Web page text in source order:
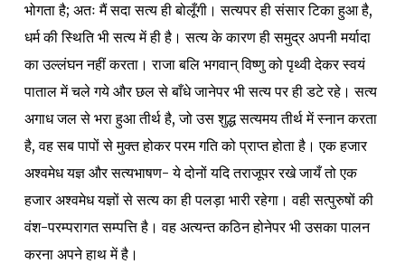
भोगता है; अतः मैं सदा सत्य ही बोलूँगी। सत्यपर ही संसार टिका हुआ है,
धर्म की स्थिति भी सत्य में ही है। सत्य के कारण ही समुद्र अपनी मर्यादा
का उल्लंघन नहीं करता। राजा बलि भगवान् विष्णु को पृथ्वी देकर स्वयं
पाताल में चले गये और छल से बाँधे जानेपर भी सत्य पर ही डटे रहे। सत्य
अगाध जल से भरा हुआ तीर्थ है, जो उस शुद्ध सत्यमय तीर्थ में स्नान करता
है, वह सब पापों से मुक्त होकर परम गति को प्राप्त होता है। एक हजार
अश्वमेध यज्ञ और सत्यभाषण- ये दोनों यदि तराजूपर रखे जायँ तो एक
हजार अश्वमेध यज्ञों से सत्य का ही पलड़ा भारी रहेगा। वही सत्पुरुषों की
वंश-परम्परागत सम्पत्ति है। वह अत्यन्त कठिन होनेपर भी उसका पालन
करना अपने हाथ में है।